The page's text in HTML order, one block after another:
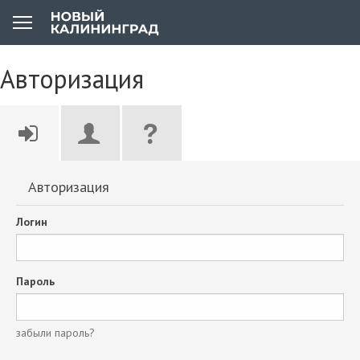
Авторизация
Авторизация
Логин
Пароль
забыли пароль?